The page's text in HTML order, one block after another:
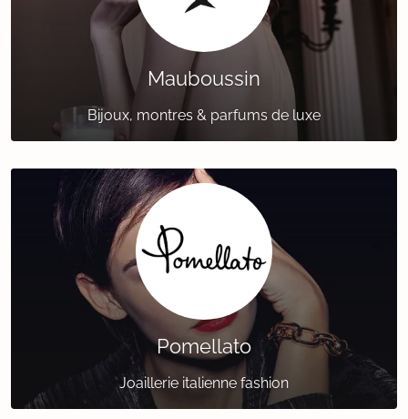
Mauboussin
Bijoux, montres & parfums de luxe
Pomellato
Joaillerie italienne fashion